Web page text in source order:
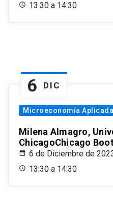
13:30 a 14:30
6 DIC
Microeconomía Aplicada
Milena Almagro,
ChicagoChicago
6 de Diciembre de
13:30 a 14:30